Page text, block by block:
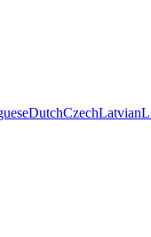
DutchCzechLatvian